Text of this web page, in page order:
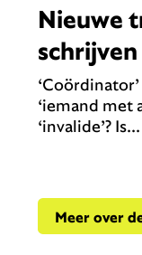
Nieuwe
schrijven
‘iemand met
‘invalide’? Is...
Meer over